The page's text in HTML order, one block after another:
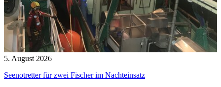
5. August 2026
Seenotretter für zwei Fischer im Nachteinsatz